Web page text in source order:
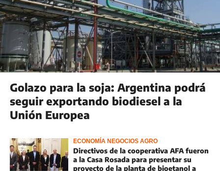
Golazo para la soja: Argentina podrá
seguir exportando biodiesel a la
Unión Europea
ECONOMÍA NEGOCIOS AGRO
Directivos de la cooperativa AFA fueron
a la Casa Rosada para presentar su
proyecto de la planta de bioetanol a